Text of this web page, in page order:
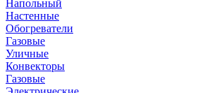
Напольный
Настенные
Обогреватели
Газовые
Уличные
Конвекторы
Газовые